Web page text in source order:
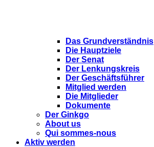
Das Grundverständnis
Die Hauptziele
Der Senat
Der Lenkungskreis
Der Geschäftsführer
Mitglied werden
Die Mitglieder
Dokumente
Der Ginkgo
About us
Qui sommes-nous
Aktiv werden